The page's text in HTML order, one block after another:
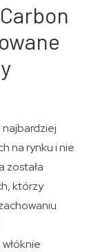
na rynku i nie
została
którzy